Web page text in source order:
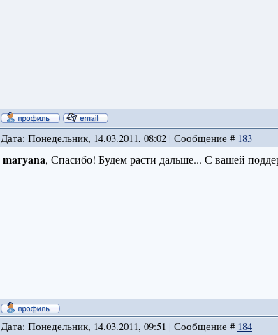
Дата: Понедельник, 14.03.2011, 08:02 | Сообщение # 183
maryana, Спасибо! Будем расти дальше... С вашей
Дата: Понедельник, 14.03.2011, 09:51 | Сообщение # 184